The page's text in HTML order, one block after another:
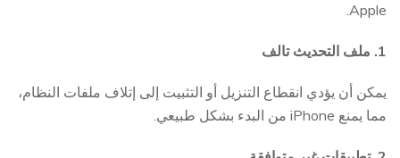
Apple.
1. ملف التحديث تالف
يمكن أن يؤدي انقطاع التنزيل أو التثبيت إلى إتلاف ملفات النظام،
مما يمنع iPhone من البدء بشكل طبيعي.